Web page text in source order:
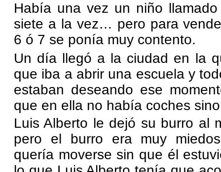
Había una vez un niño
siete a la vez… pero para
6 ó 7 se ponía muy contento.
Un día llegó a la ciudad en la
que iba a abrir una escuela y
estaban deseando ese
que en ella no había coches
Luis Alberto le dejó su burro al
pero el burro era muy
quería moverse sin que él